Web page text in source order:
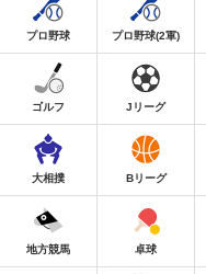
プロ野球 プロ野球(2軍)
ゴルフ Jリーグ
大相撲 Bリーグ
地方競馬 卓球